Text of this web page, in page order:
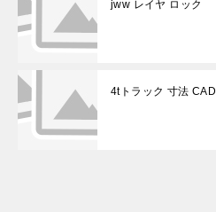
jww レイヤ ロック
4tトラック 寸法 CAD